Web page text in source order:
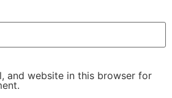
and website in this browser for